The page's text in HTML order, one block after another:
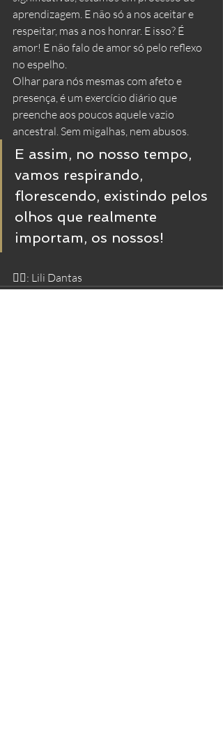
aprendizagem. E não só a nos aceitar e
respeitar, mas a nos honrar. E isso? É
amor! E não falo de amor só pelo reflexo
no espelho.
Olhar para nós mesmas com afeto e
presença, é um exercício diário que
preenche aos poucos aquele vazio
ancestral. Sem migalhas, nem abusos.
E assim, no nosso tempo,
vamos respirando,
florescendo, existindo pelos
olhos que realmente
importam, os nossos!
✍🏻: Lili Dantas